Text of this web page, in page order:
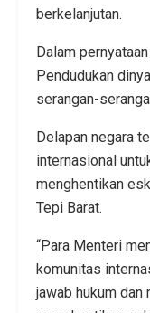
berkelanjutan.
Dalam
Pendudukan
serangan-
Delapan negara
internasional
menghentikan
Tepi Barat.
“Para Menteri
komunitas
jawab hukum